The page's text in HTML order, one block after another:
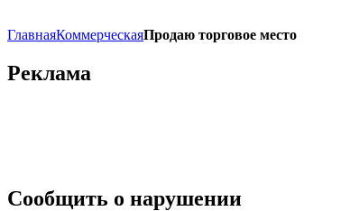
ГлавнаяКоммерческаяПродаю торговое место
Реклама
Сообщить о нарушении